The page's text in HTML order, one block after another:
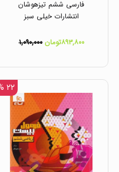
فارسی ششم تیزهوشان
انتشارات خیلی سبز
۸۹۳,۸۰۰تومان ۱,۰۹۰,۰۰۰
۲۲ %